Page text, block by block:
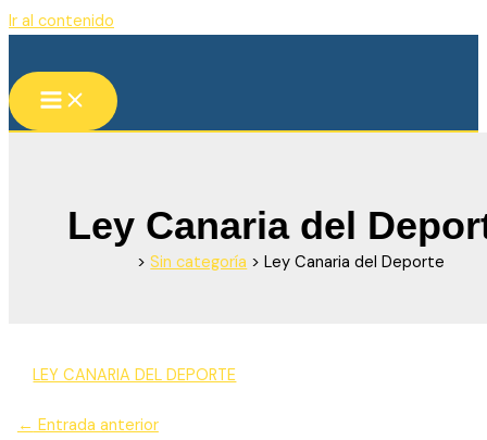
Ir al contenido
Ley Canaria del
>Sin categoría >Ley Canaria del Deporte
LEY CANARIA DEL DEPORTE
← Entrada anterior